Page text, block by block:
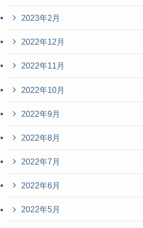
2023年2月
2022年12月
2022年11月
2022年10月
2022年9月
2022年8月
2022年7月
2022年6月
2022年5月